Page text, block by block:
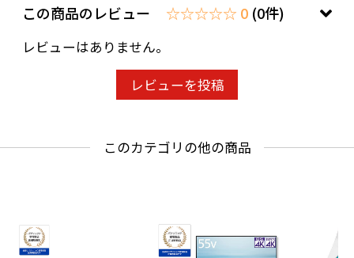
BL1440、BL1450、BL1460B、BL1840、
【連続点灯時間】
18V 6.0Ah（BL1860B）新品バッテリー使用
【使用環境温度】
本体/ABS・PVC LEDランプ/PC バッテリー
ホルダー/PC
この商品のレビュー ☆☆☆☆☆ 0 (0件)
レビューはありません。
レビューを投稿
このカテゴリの他の商品